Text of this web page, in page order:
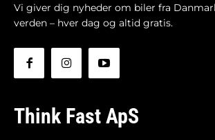
Vi giver dig nyheder om biler fra
verden – hver dag og altid gratis.
Think Fast ApS